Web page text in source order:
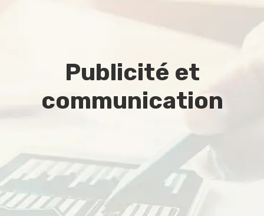
Publicité et
communication